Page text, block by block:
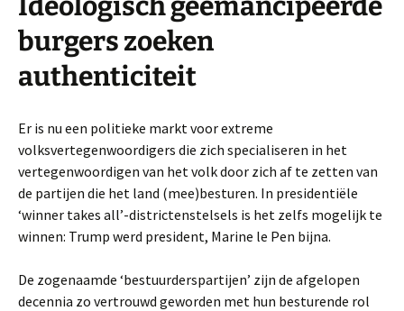
burgers zoeken
authenticiteit
Er is nu een politieke markt voor extreme
volksvertegenwoordigers die zich specialiseren in het
vertegenwoordigen van het volk door zich af te zetten van
de partijen die het land (mee)besturen. In presidentiële
‘winner takes all’-districtenstelsels is het zelfs mogelijk te
winnen: Trump werd president, Marine le Pen bijna.
De zogenaamde ‘bestuurderspartijen’ zijn de afgelopen
decennia zo vertrouwd geworden met hun besturende rol